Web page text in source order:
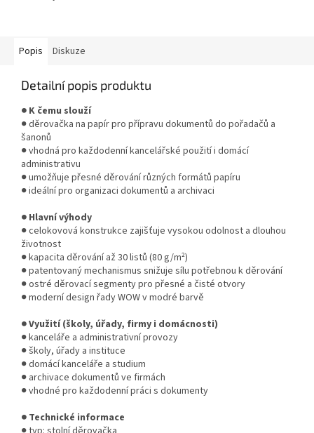
Popis Diskuze
Detailní popis produktu
● K čemu slouží
● děrovačka na papír pro přípravu dokumentů do pořadačů a
šanonů
● vhodná pro každodenní kancelářské použití i domácí
administrativu
● umožňuje přesné děrování různých formátů papíru
● ideální pro organizaci dokumentů a archivaci
● Hlavní výhody
● celokovová konstrukce zajišťuje vysokou odolnost a dlouhou
životnost
● kapacita děrování až 30 listů (80 g/m²)
● patentovaný mechanismus snižuje sílu potřebnou k děrování
● ostré děrovací segmenty pro přesné a čisté otvory
● moderní design řady WOW v modré barvě
● Využití (školy, úřady, firmy i domácnosti)
● kanceláře a administrativní provozy
● školy, úřady a instituce
● domácí kanceláře a studium
● archivace dokumentů ve firmách
● vhodné pro každodenní práci s dokumenty
● Technické informace